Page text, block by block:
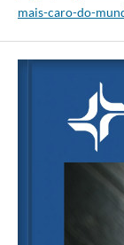
mais-caro-do-